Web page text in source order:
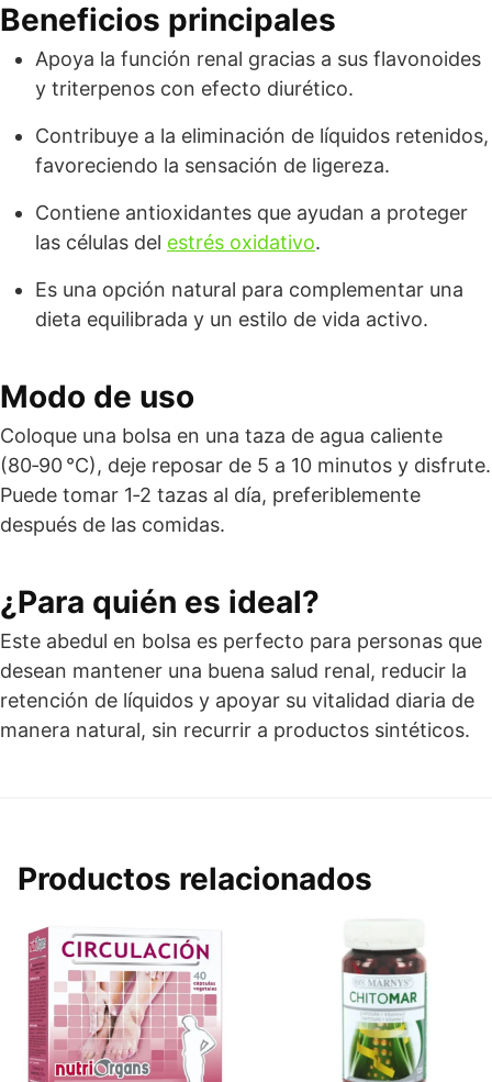
Beneficios principales
Apoya la función renal gracias a sus flavonoides
y triterpenos con efecto diurético.
Contribuye a la eliminación de líquidos retenidos,
favoreciendo la sensación de ligereza.
Contiene antioxidantes que ayudan a proteger
las células del estrés oxidativo.
Es una opción natural para complementar una
dieta equilibrada y un estilo de vida activo.
Modo de uso
Coloque una bolsa en una taza de agua caliente
(80‑90 °C), deje reposar de 5 a 10 minutos y disfrute.
Puede tomar 1‑2 tazas al día, preferiblemente
después de las comidas.
¿Para quién es ideal?
Este abedul en bolsa es perfecto para personas que
desean mantener una buena salud renal, reducir la
retención de líquidos y apoyar su vitalidad diaria de
manera natural, sin recurrir a productos sintéticos.
Productos relacionados